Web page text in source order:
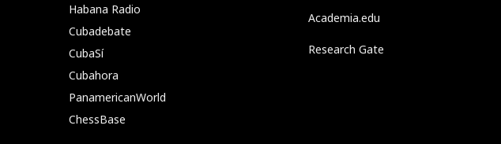
Habana Radio
Cubadebate
CubaSí
Cubahora
PanamericanWorld
ChessBase
Academia.edu
Research Gate